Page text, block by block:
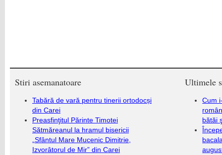
Stiri asemanatoare
Tabără de vară pentru tinerii ortodocși
din Carei
Preasfinţitul Părinte Timotei
Sătmăreanul la hramul bisericii
„Sfântul Mare Mucenic Dimitrie,
Izvorâtorul de Mir” din Carei
Ultimele
Cum
bătăi